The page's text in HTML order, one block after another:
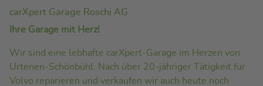
carXpert Garage Roschi AG
Ihre Garage mit Herz!
Wir sind eine lebhafte carXpert-Garage im Herzen von
Urtenen-Schönbühl. Nach über 20-jähriger Tätigkeit für
Volvo reparieren und verkaufen wir auch heute noch